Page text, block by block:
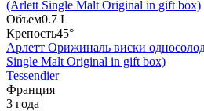
Объем0.7 L
Крепость45°
Арлетт Орижиналь виски
Single Malt Original in gift box)
Tessendier
Франция
3 года